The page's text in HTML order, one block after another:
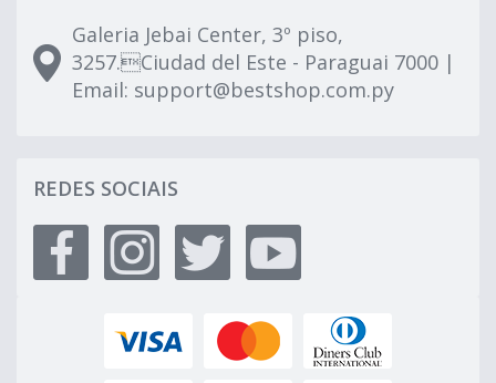
Galeria Jebai Center, 3º piso,
3257.Ciudad del Este - Paraguai 7000 |
Email: support@bestshop.com.py
REDES SOCIAIS